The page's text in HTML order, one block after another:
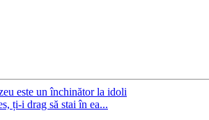
este un închinător la idoli
ți-i drag să stai în ea...